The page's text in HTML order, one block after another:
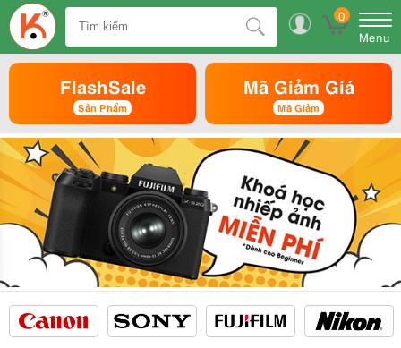
0
Menu
FlashSale
Sản Phẩm
Mã Giảm Giá
Mã Giảm